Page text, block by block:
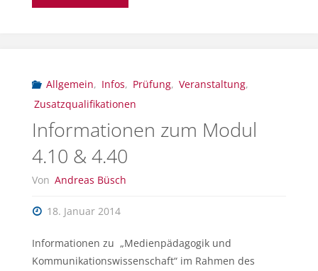
Allgemein, Infos, Prüfung, Veranstaltung,
Zusatzqualifikationen
Informationen zum Modul
4.10 & 4.40
Von Andreas Büsch
18. Januar 2014
Informationen zu „Medienpädagogik und
Kommunikationswissenschaft“ im Rahmen des